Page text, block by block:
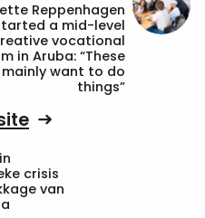
Reppenhagen
a mid-level
vocational
in Aruba: “These
want to do
things”
crisis
van